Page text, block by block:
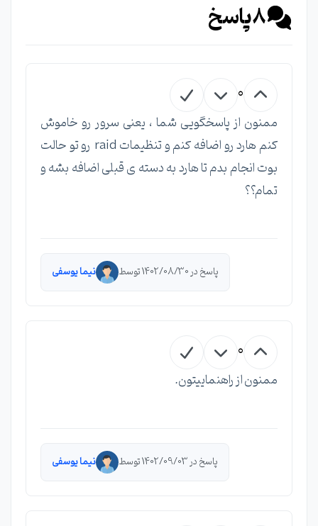
8پاسخ
0
ممنون از پاسخگویی شما ، یعنی سرور رو خاموش
کنم هارد رو اضافه کنم و تنظیمات raid رو تو حالت
بوت انجام بدم تا هارد به دسته ی قبلی اضافه بشه و
تمام؟؟
پاسخ در 1402/08/30 توسط نیما یوسفی
0
ممنون از راهنماییتون.
پاسخ در 1402/09/03 توسط نیما یوسفی